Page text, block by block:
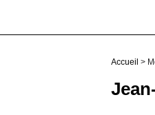
Accueil >